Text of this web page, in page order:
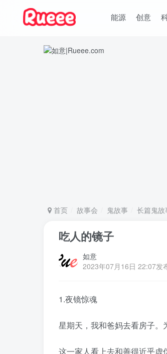
能源 创意
首页 故事会 鬼故事 长篇鬼故
吃人的镜子
如意
2023年07月16日 22:07发
1.夜镜惊魂
星期天，我和爸妈去看房子。
这一家人看上去和善得近乎虚